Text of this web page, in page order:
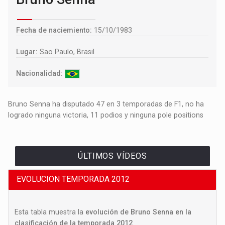
Fecha de naciemiento: 15/10/1983
Lugar: Sao Paulo, Brasil
Nacionalidad:
Bruno Senna ha disputado 47 en 3 temporadas de F1, no ha
logrado ninguna victoria, 11 podios y ninguna pole positions
ÚLTIMOS VÍDEOS
EVOLUCION TEMPORADA 2012
Esta tabla muestra la evolución de Bruno Senna en la
clasificación de la temporada 2012